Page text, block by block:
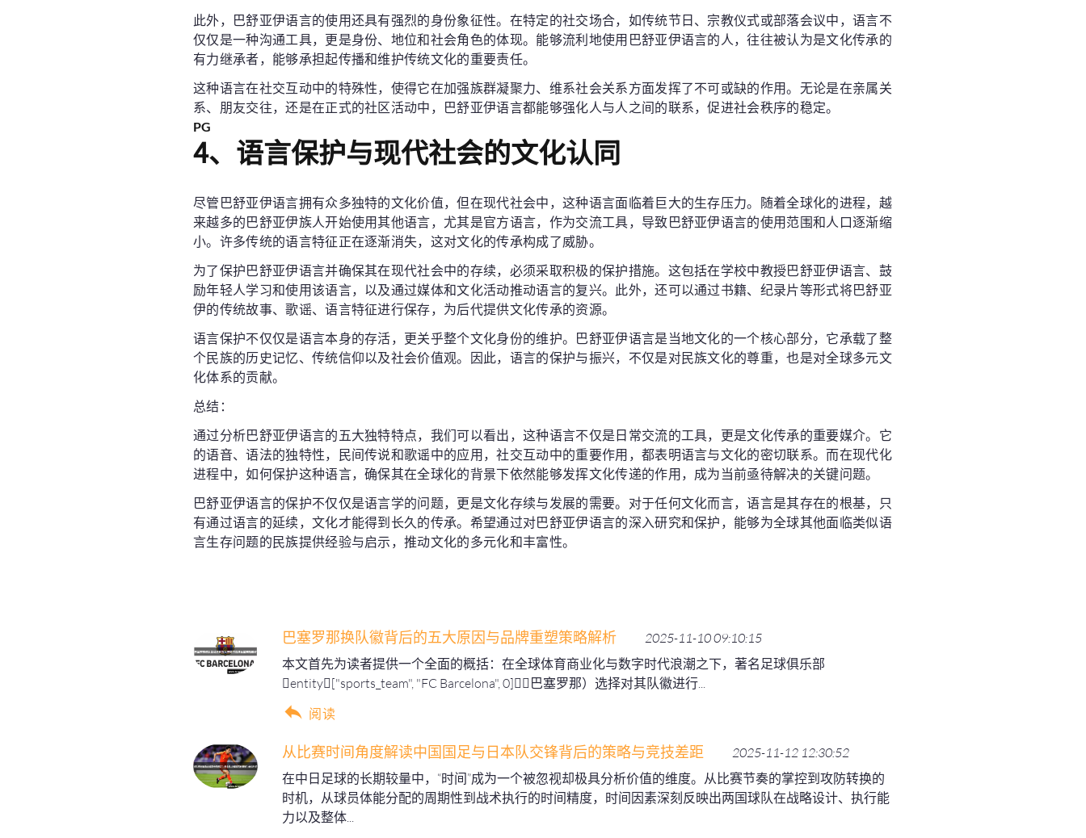
此外，巴舒亚伊语言的使用还具有强烈的身份象征性。在特定的社交场合，如传统节日、宗教仪式或部落会议中，语言不
仅仅是一种沟通工具，更是身份、地位和社会角色的体现。能够流利地使用巴舒亚伊语言的人，往往被认为是文化传承的
有力继承者，能够承担起传播和维护传统文化的重要责任。
这种语言在社交互动中的特殊性，使得它在加强族群凝聚力、维系社会关系方面发挥了不可或缺的作用。无论是在亲属关
系、朋友交往，还是在正式的社区活动中，巴舒亚伊语言都能够强化人与人之间的联系，促进社会秩序的稳定。
PG
4、语言保护与现代社会的文化认同
尽管巴舒亚伊语言拥有众多独特的文化价值，但在现代社会中，这种语言面临着巨大的生存压力。随着全球化的进程，越
来越多的巴舒亚伊族人开始使用其他语言，尤其是官方语言，作为交流工具，导致巴舒亚伊语言的使用范围和人口逐渐缩
小。许多传统的语言特征正在逐渐消失，这对文化的传承构成了威胁。
为了保护巴舒亚伊语言并确保其在现代社会中的存续，必须采取积极的保护措施。这包括在学校中教授巴舒亚伊语言、鼓
励年轻人学习和使用该语言，以及通过媒体和文化活动推动语言的复兴。此外，还可以通过书籍、纪录片等形式将巴舒亚
伊的传统故事、歌谣、语言特征进行保存，为后代提供文化传承的资源。
语言保护不仅仅是语言本身的存活，更关乎整个文化身份的维护。巴舒亚伊语言是当地文化的一个核心部分，它承载了整
个民族的历史记忆、传统信仰以及社会价值观。因此，语言的保护与振兴，不仅是对民族文化的尊重，也是对全球多元文
化体系的贡献。
总结：
通过分析巴舒亚伊语言的五大独特特点，我们可以看出，这种语言不仅是日常交流的工具，更是文化传承的重要媒介。它
的语音、语法的独特性，民间传说和歌谣中的应用，社交互动中的重要作用，都表明语言与文化的密切联系。而在现代化
进程中，如何保护这种语言，确保其在全球化的背景下依然能够发挥文化传递的作用，成为当前亟待解决的关键问题。
巴舒亚伊语言的保护不仅仅是语言学的问题，更是文化存续与发展的需要。对于任何文化而言，语言是其存在的根基，只
有通过语言的延续，文化才能得到长久的传承。希望通过对巴舒亚伊语言的深入研究和保护，能够为全球其他面临类似语
言生存问题的民族提供经验与启示，推动文化的多元化和丰富性。
巴塞罗那换队徽背后的五大原因与品牌重塑策略解析
2025-11-10 09:10:15
本文首先为读者提供一个全面的概括：在全球体育商业化与数字时代浪潮之下，著名足球俱乐部
entity["sports_team", "FC Barcelona", 0]（巴塞罗那）选择对其队徽进行...
阅读
从比赛时间角度解读中国国足与日本队交锋背后的策略与竞技差距
2025-11-12 12:30:52
在中日足球的长期较量中，“时间”成为一个被忽视却极具分析价值的维度。从比赛节奏的掌控到攻防转换的
时机，从球员体能分配的周期性到战术执行的时间精度，时间因素深刻反映出两国球队在战略设计、执行能
力以及整体...